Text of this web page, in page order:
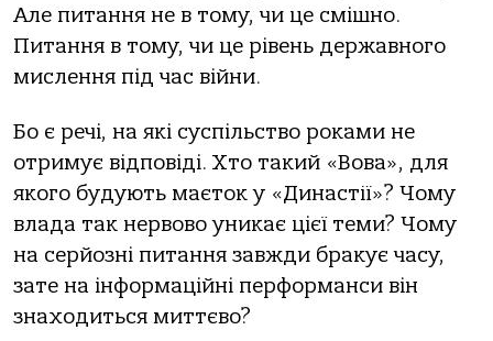
Але питання не в тому, чи це смішно.
Питання в тому, чи це рівень державного
мислення під час війни.
Бо є речі, на які суспільство роками не
отримує відповіді. Хто такий «Вова», для
якого будують маєток у «Династії»? Чому
влада так нервово уникає цієї теми? Чому
на серйозні питання завжди бракує часу,
зате на інформаційні перформанси він
знаходиться миттєво?